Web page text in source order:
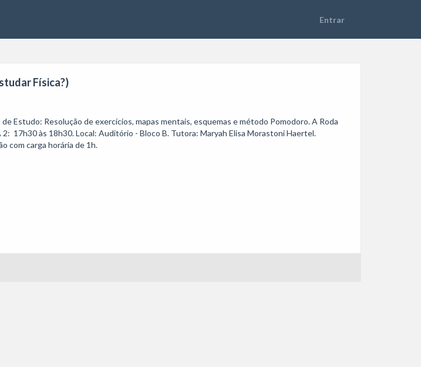
Física?)
Estudo: Resolução de exercícios, mapas mentais, esquemas e método Pomodoro. A Roda
17h30 às 18h30. Local: Auditório - Bloco B. Tutora: Maryah Elisa Morastoni Haertel.